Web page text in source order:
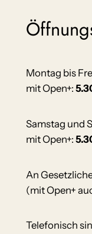
e
Montag bis
mit Open+:
Samstag und
mit Open+:
An
(mit Open+
Telefonisch